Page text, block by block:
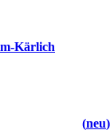
Kärlich
neu